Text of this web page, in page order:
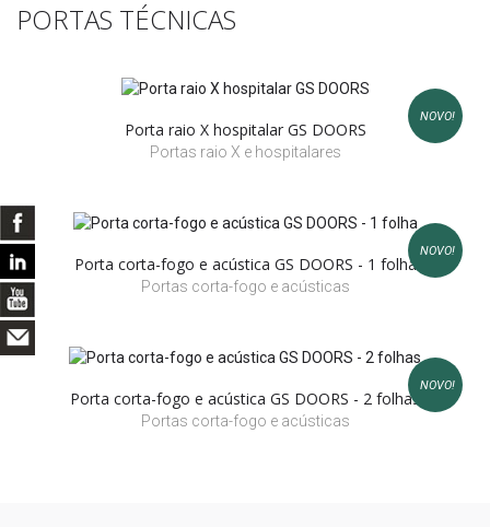
PORTAS TÉCNICAS
NOVO!
Porta raio X hospitalar GS DOORS
Portas raio X e hospitalares
NOVO!
Porta corta-fogo e acústica GS DOORS - 1 folha
Portas corta-fogo e acústicas
NOVO!
Porta corta-fogo e acústica GS DOORS - 2 folhas
Portas corta-fogo e acústicas